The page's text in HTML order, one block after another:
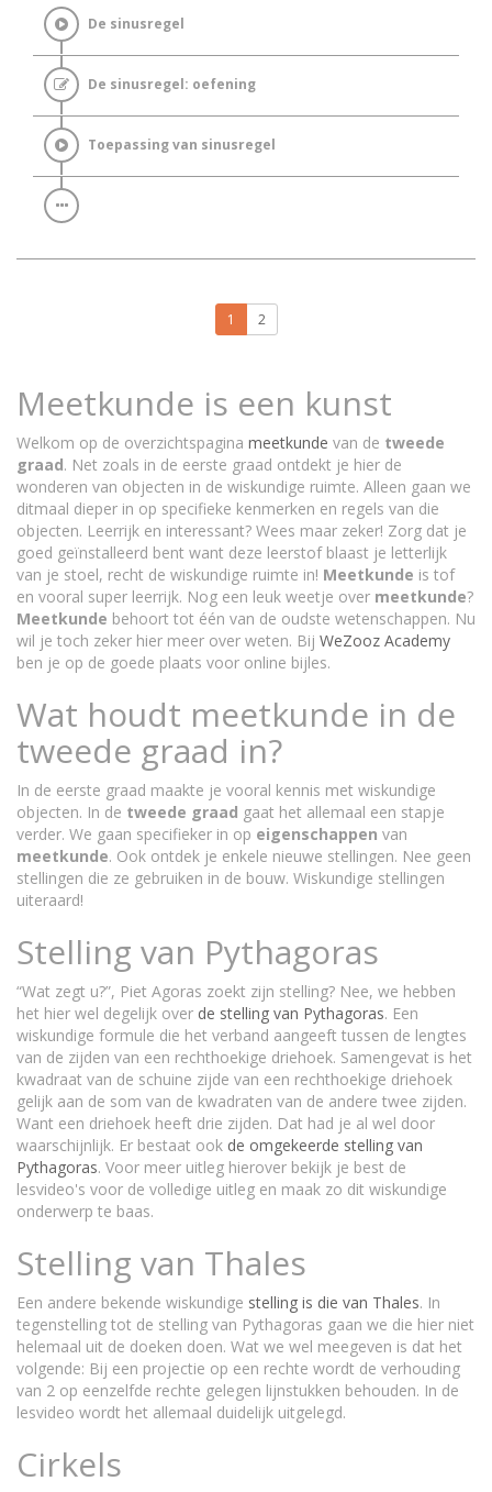
De sinusregel
De sinusregel: oefening
Toepassing van sinusregel
1 2
Meetkunde is een kunst
Welkom op de overzichtspagina meetkunde van de tweede
graad. Net zoals in de eerste graad ontdekt je hier de
wonderen van objecten in de wiskundige ruimte. Alleen gaan we
ditmaal dieper in op specifieke kenmerken en regels van die
objecten. Leerrijk en interessant? Wees maar zeker! Zorg dat je
goed geïnstalleerd bent want deze leerstof blaast je letterlijk
van je stoel, recht de wiskundige ruimte in! Meetkunde is tof
en vooral super leerrijk. Nog een leuk weetje over meetkunde?
Meetkunde behoort tot één van de oudste wetenschappen. Nu
wil je toch zeker hier meer over weten. Bij WeZooz Academy
ben je op de goede plaats voor online bijles.
Wat houdt meetkunde in de
tweede graad in?
In de eerste graad maakte je vooral kennis met wiskundige
objecten. In de tweede graad gaat het allemaal een stapje
verder. We gaan specifieker in op eigenschappen van
meetkunde. Ook ontdek je enkele nieuwe stellingen. Nee geen
stellingen die ze gebruiken in de bouw. Wiskundige stellingen
uiteraard!
Stelling van Pythagoras
“Wat zegt u?”, Piet Agoras zoekt zijn stelling? Nee, we hebben
het hier wel degelijk over de stelling van Pythagoras. Een
wiskundige formule die het verband aangeeft tussen de lengtes
van de zijden van een rechthoekige driehoek. Samengevat is het
kwadraat van de schuine zijde van een rechthoekige driehoek
gelijk aan de som van de kwadraten van de andere twee zijden.
Want een driehoek heeft drie zijden. Dat had je al wel door
waarschijnlijk. Er bestaat ook de omgekeerde stelling van
Pythagoras. Voor meer uitleg hierover bekijk je best de
lesvideo's voor de volledige uitleg en maak zo dit wiskundige
onderwerp te baas.
Stelling van Thales
Een andere bekende wiskundige stelling is die van Thales. In
tegenstelling tot de stelling van Pythagoras gaan we die hier niet
helemaal uit de doeken doen. Wat we wel meegeven is dat het
volgende: Bij een projectie op een rechte wordt de verhouding
van 2 op eenzelfde rechte gelegen lijnstukken behouden. In de
lesvideo wordt het allemaal duidelijk uitgelegd.
Cirkels